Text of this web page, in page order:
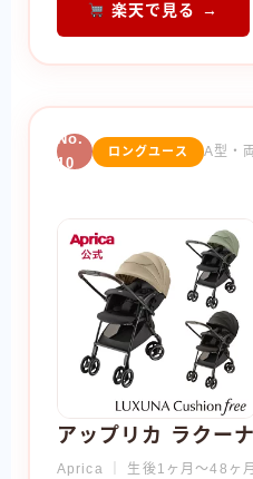
楽天で見る →
No.
10
ロングユース A型・
アップリカ ラクー
Aprica ｜ 生後1ヶ月〜48ヶ月